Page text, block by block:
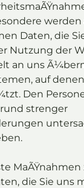
werden
Daten, die
Nutzung der
an uns
auf
Den
strenger
die Sie uns